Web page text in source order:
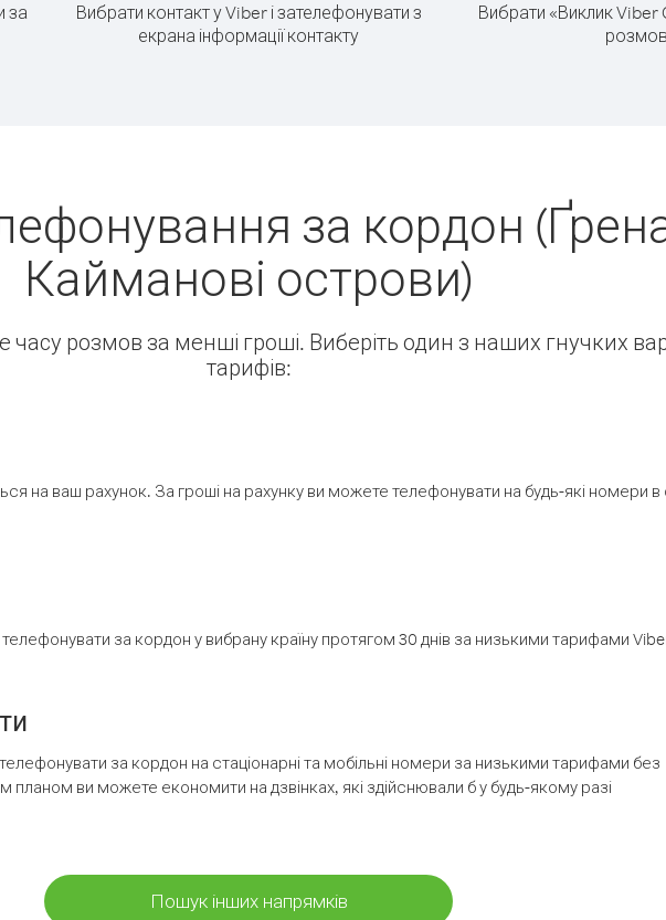
за
Вибрати контакт у Viber і зателефонувати з
екрана інформації контакту
Вибрати «Виклик Viber
за кордон
Кайманові острови)
часу розмов за менші гроші. Виберіть один з наших гнучких
тарифів:
на ваш рахунок. За гроші на рахунку ви можете телефонувати на будь-які номери в
за кордон у вибрану країну протягом 30 днів за низькими тарифами
за кордон на стаціонарні та мобільні номери за низькими тарифами без
планом ви можете економити на дзвінках, які здійснювали б у будь-якому разі
Пошук інших напрямків